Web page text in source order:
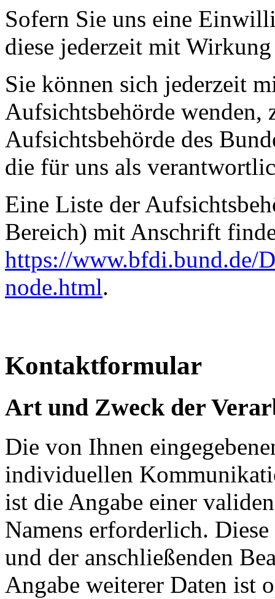
Sofern Sie uns eine
diese jederzeit mit
Sie können sich jederzeit
Aufsichtsbehörde wenden,
Aufsichtsbehörde des
die für uns als
Eine Liste der
Bereich) mit Anschrift
https://www.bfdi.bund.de/
node.html.
Kontaktformular
Art und Zweck der
Die von Ihnen
individuellen
ist die Angabe einer
Namens erforderlich.
und der anschließenden
Angabe weiterer Daten ist